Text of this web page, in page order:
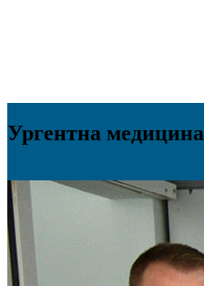
Ургентна медицина